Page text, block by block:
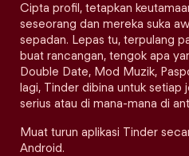
Cipta profil, tetapkan
seseorang dan mereka suka
sepadan. Lepas tu, terpulang
buat rancangan, tengok apa
Double Date, Mod Muzik,
lagi, Tinder dibina untuk setiap
serius atau di mana-mana di
Muat turun aplikasi Tinder
Android.